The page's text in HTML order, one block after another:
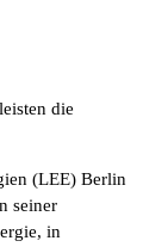
die
(LEE) Berlin
seiner
in